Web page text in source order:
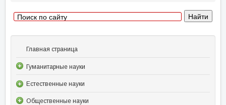
Главная страница
Гуманитарные науки
Естественные науки
Общественные науки